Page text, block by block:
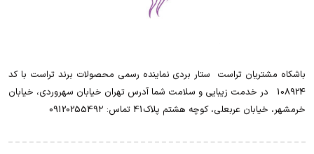
باشکاه مشتریان تراست ‌ ‌ستار بردی نماینده رسمی محصولات برند تراست با کد
108924 ‌ ‌ در خدمت زیبایی و سلامت شما آدرس تهران خیابان سهروردی، خیابان
خرمشهر، خیابان عربعلی، کوچه هشتم پلاک41 تماس: 0912025549۲